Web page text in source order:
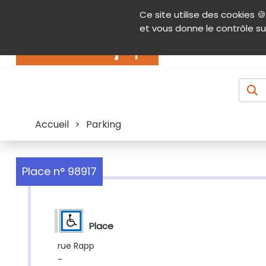
Ce site utilise des cookies 🍪
et vous donne le contrôle
Contenu Aide et accessibilité Menu
Accueil > Parking
Place n° 98917
Place
rue Rapp
-